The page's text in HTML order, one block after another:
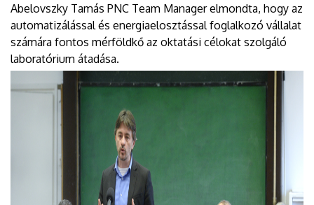
Abelovszky Tamás PNC Team Manager elmondta, hogy az
automatizálással és energiaelosztással foglalkozó vállalat
számára fontos mérföldkő az oktatási célokat szolgáló
laboratórium átadása.